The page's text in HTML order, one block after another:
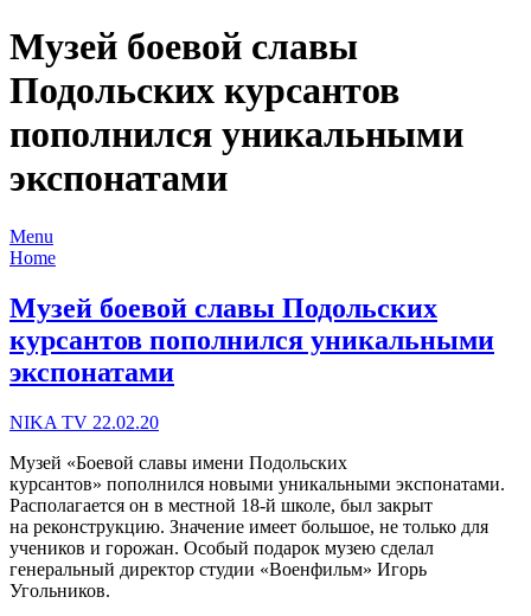
Музей боевой славы
Подольских курсантов
пополнился уникальными
экспонатами
Menu
Home
Музей боевой славы Подольских
курсантов пополнился уникальными
экспонатами
NIKA TV 22.02.20
Музей «Боевой славы имени Подольских
курсантов» пополнился новыми уникальными экспонатами.
Располагается он в местной 18-й школе, был закрыт
на реконструкцию. Значение имеет большое, не только для
учеников и горожан. Особый подарок музею сделал
генеральный директор студии «Военфильм» Игорь
Угольников.